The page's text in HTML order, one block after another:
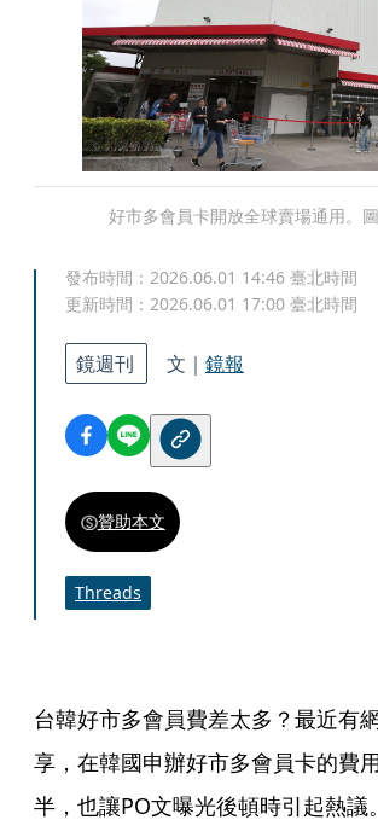
好市多會員卡開放全球賣場通用。
發布時間： 2026.06.01 14:46 臺北時間
更新時間： 2026.06.01 17:00 臺北時間
鏡週刊 文｜ 鏡報
贊助本文
Threads
台韓好市多會員費差太多？最近有
享，在韓國申辦好市多會員卡的費
半，也讓PO文曝光後頓時引起熱議